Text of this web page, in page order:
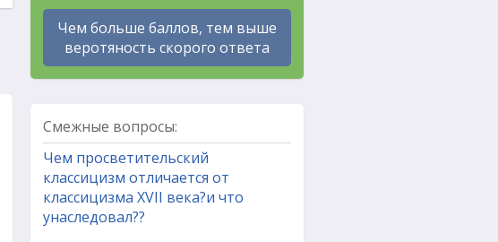
Чем больше баллов, тем выше
веротяность скорого ответа
Смежные вопросы:
Чем просветительский
классицизм отличается от
классицизма XVII века?и что
унаследовал??